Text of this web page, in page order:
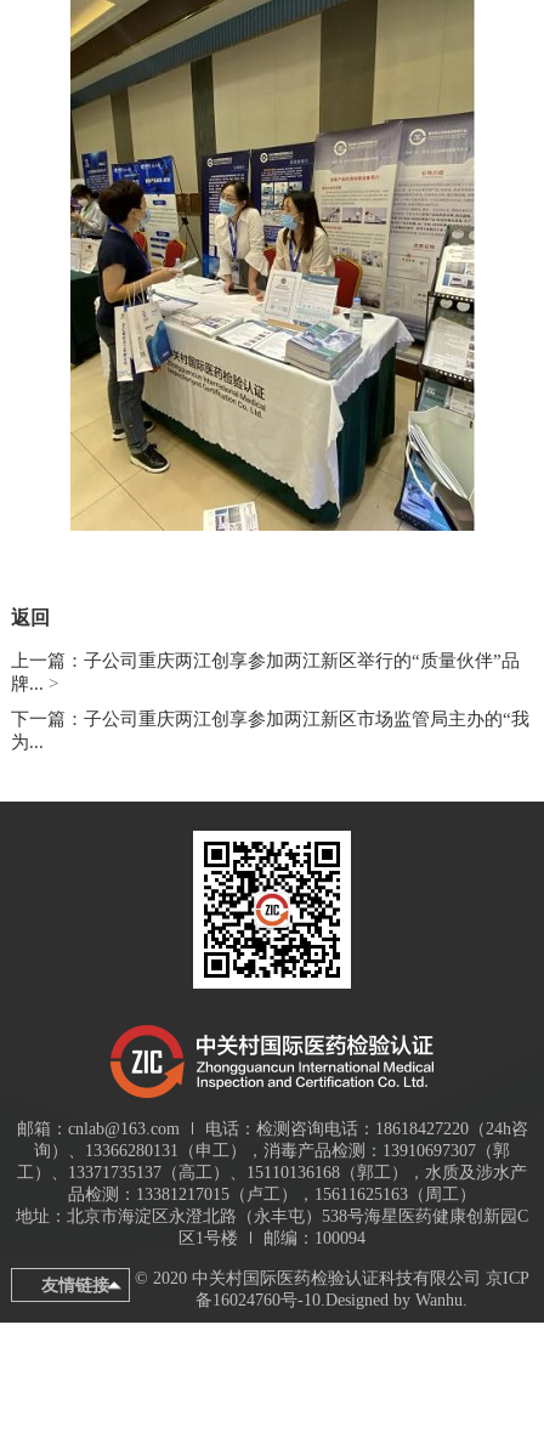
返回
上一篇：子公司重庆两江创享参加两江新区举行的“质量伙伴”品
牌... >
下一篇：子公司重庆两江创享参加两江新区市场监管局主办的“我
为...
邮箱：cnlab@163.com
电话：检测咨询电话：18618427220（24h咨
询）、13366280131（申工），消毒产品检测：13910697307（郭
工）、13371735137（高工）、15110136168（郭工），水质及涉水产
品检测：13381217015（卢工），15611625163（周工）
地址：北京市海淀区永澄北路（永丰屯）538号海星医药健康创新园C
区1号楼
邮编：100094
友情链接 © 2020 中关村国际医药检验认证科技有限公司 京ICP
备16024760号-10.Designed by Wanhu.